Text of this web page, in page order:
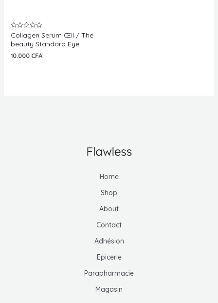
Note
0
sur
Collagen Serum Œil / The
beauty Standard Eye
10.000 CFA
Home
Shop
About
Contact
Adhésion
Epicerie
Parapharmacie
Magasin